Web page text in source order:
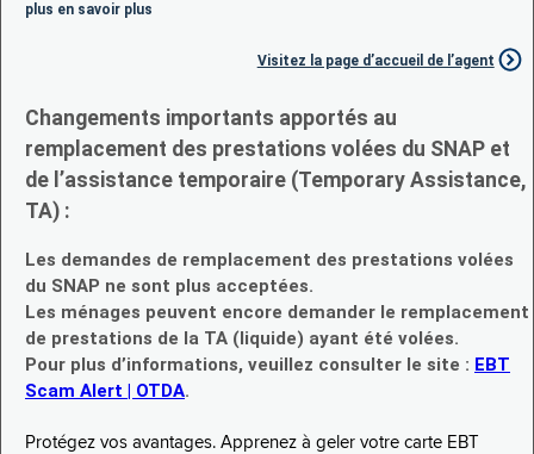
plus en savoir plus
Visitez la page d’accueil de l’agent
Changements importants apportés au
remplacement des prestations volées du SNAP et
de l’assistance temporaire (Temporary Assistance,
TA) :
Les demandes de remplacement des prestations volées
du SNAP ne sont plus acceptées.
Les ménages peuvent encore demander le remplacement
de prestations de la TA (liquide) ayant été volées.
Pour plus d’informations, veuillez consulter le site : EBT
Scam Alert | OTDA.
Protégez vos avantages. Apprenez à geler votre carte EBT